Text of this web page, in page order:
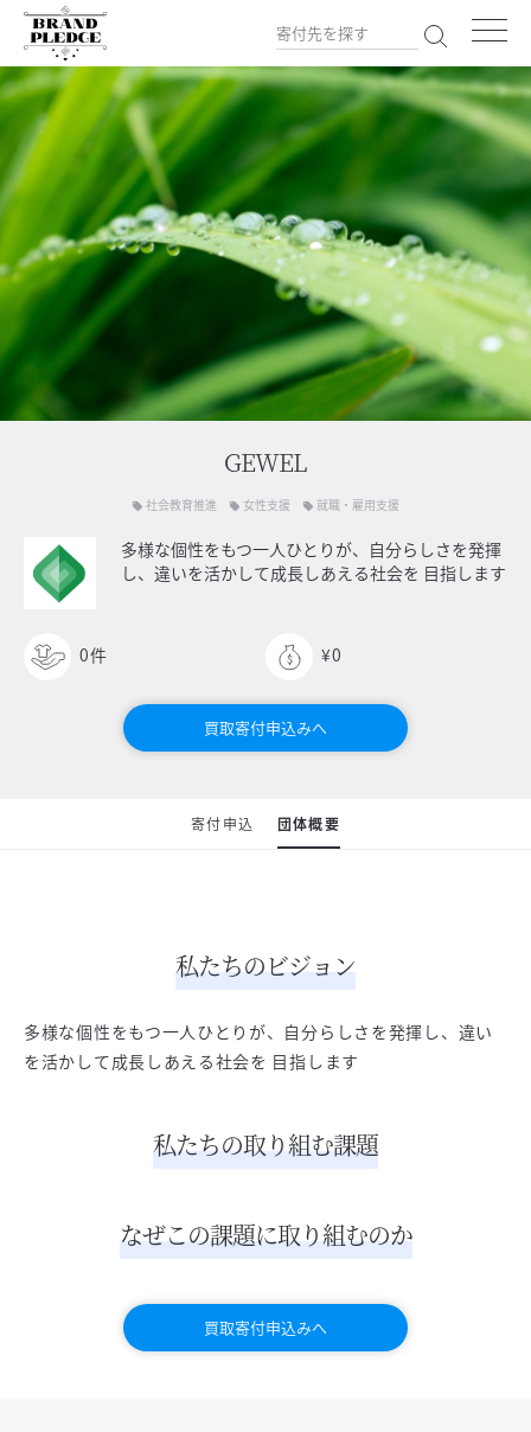
GEWEL
local_offer 社会教育推進 local_offer 女性支援 local_offer 就職・雇用支援
多様な個性をもつ一人ひとりが、自分らしさを発揮
し、違いを活かして成長しあえる社会を 目指します
0件 ¥0
買取寄付申込みへ
寄付申込 団体概要
私たちのビジョン
多様な個性をもつ一人ひとりが、自分らしさを発揮し、違い
を活かして成長しあえる社会を 目指します
私たちの取り組む課題
なぜこの課題に取り組むのか
買取寄付申込みへ